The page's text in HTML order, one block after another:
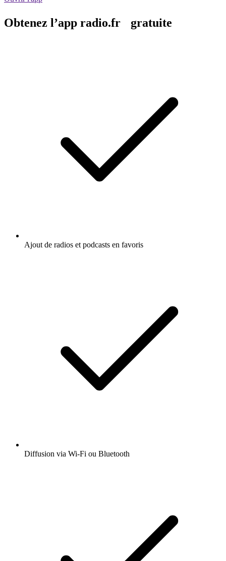
Obtenez l’app radio.fr gratuite
Ajout de radios et podcasts en favoris
Diffusion via Wi-Fi ou Bluetooth